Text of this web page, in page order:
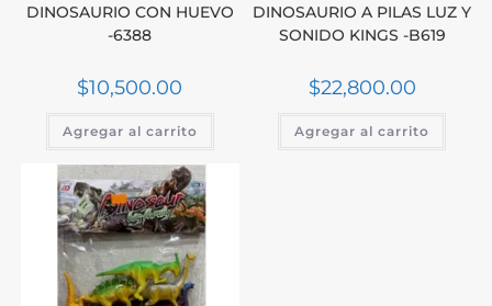
DINOSAURIO CON HUEVO
-6388
$10,500.00
Agregar al carrito
DINOSAURIO A PILAS LUZ Y
SONIDO KINGS -B619
$22,800.00
Agregar al carrito